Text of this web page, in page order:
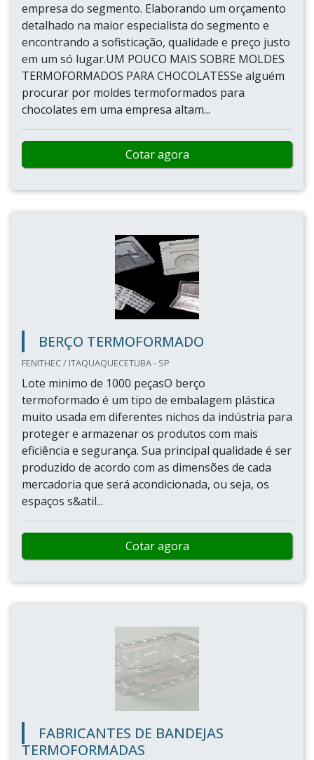
empresa do segmento. Elaborando um orçamento
detalhado na maior especialista do segmento e
encontrando a sofisticação, qualidade e preço justo
em um só lugar.UM POUCO MAIS SOBRE MOLDES
TERMOFORMADOS PARA CHOCOLATESSe alguém
procurar por moldes termoformados para
chocolates em uma empresa altam...
Cotar agora
BERÇO TERMOFORMADO
FENITHEC / ITAQUAQUECETUBA - SP
Lote minimo de 1000 peçasO berço
termoformado é um tipo de embalagem plástica
muito usada em diferentes nichos da indústria para
proteger e armazenar os produtos com mais
eficiência e segurança. Sua principal qualidade é ser
produzido de acordo com as dimensões de cada
mercadoria que será acondicionada, ou seja, os
espaços s&atil...
Cotar agora
FABRICANTES DE BANDEJAS
TERMOFORMADAS